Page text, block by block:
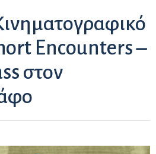
Encounters –
στον